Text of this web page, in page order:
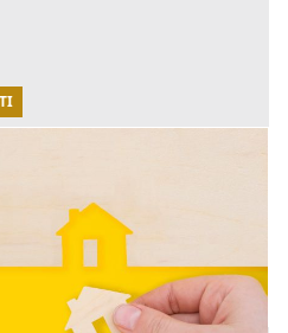
un immobile è uno
al proprietario di